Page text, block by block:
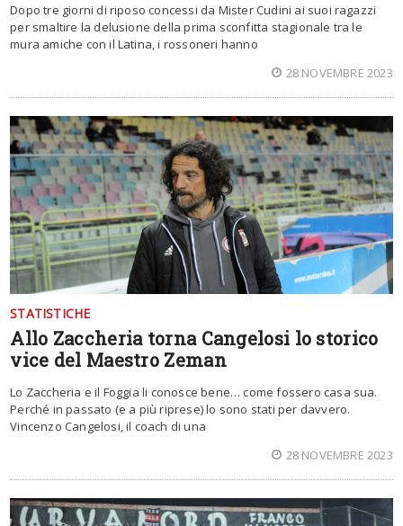
Dopo tre giorni di riposo concessi da Mister Cudini ai suoi ragazzi
per smaltire la delusione della prima sconfitta stagionale tra le
mura amiche con il Latina, i rossoneri hanno
28 NOVEMBRE 2023
STATISTICHE
Allo Zaccheria torna Cangelosi lo storico
vice del Maestro Zeman
Lo Zaccheria e il Foggia li conosce bene… come fossero casa sua.
Perché in passato (e a più riprese) lo sono stati per davvero.
Vincenzo Cangelosi, il coach di una
28 NOVEMBRE 2023